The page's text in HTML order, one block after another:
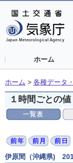
ホーム
ホーム > 各種データ
１時間ごとの値
伊原間（沖縄県)